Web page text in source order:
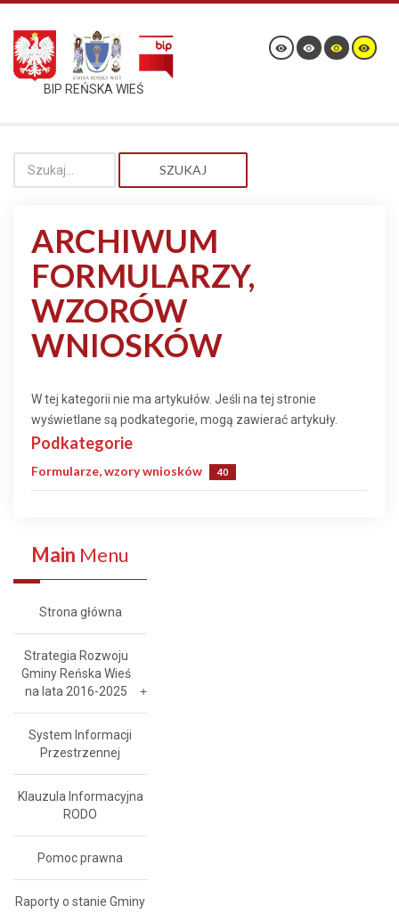
BIP REŃSKA WIEŚ
SZUKAJ
ARCHIWUM
FORMULARZY,
WZORÓW
WNIOSKÓW
W tej kategorii nie ma artykułów. Jeśli na tej stronie
wyświetlane są podkategorie, mogą zawierać artykuły.
Podkategorie
Formularze, wzory wniosków 40
Main Menu
Strona główna
Strategia Rozwoju
Gminy Reńska Wieś
na lata 2016-2025
System Informacji
Przestrzennej
Klauzula Informacyjna
RODO
Pomoc prawna
Raporty o stanie Gminy